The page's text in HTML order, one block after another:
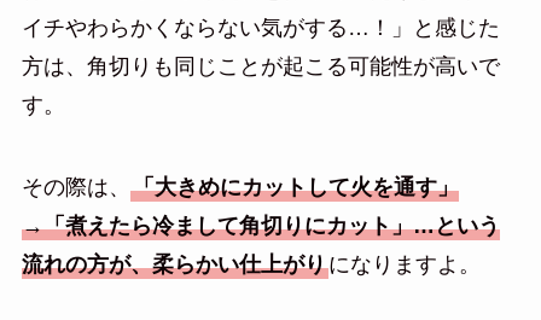
イチやわらかくならない気がする…！」と感じた
方は、角切りも同じことが起こる可能性が高いで
す。
その際は、 「大きめにカットして火を通す」
→「煮えたら冷まして角切りにカット」…という
流れの方が、柔らかい仕上がりになりますよ。